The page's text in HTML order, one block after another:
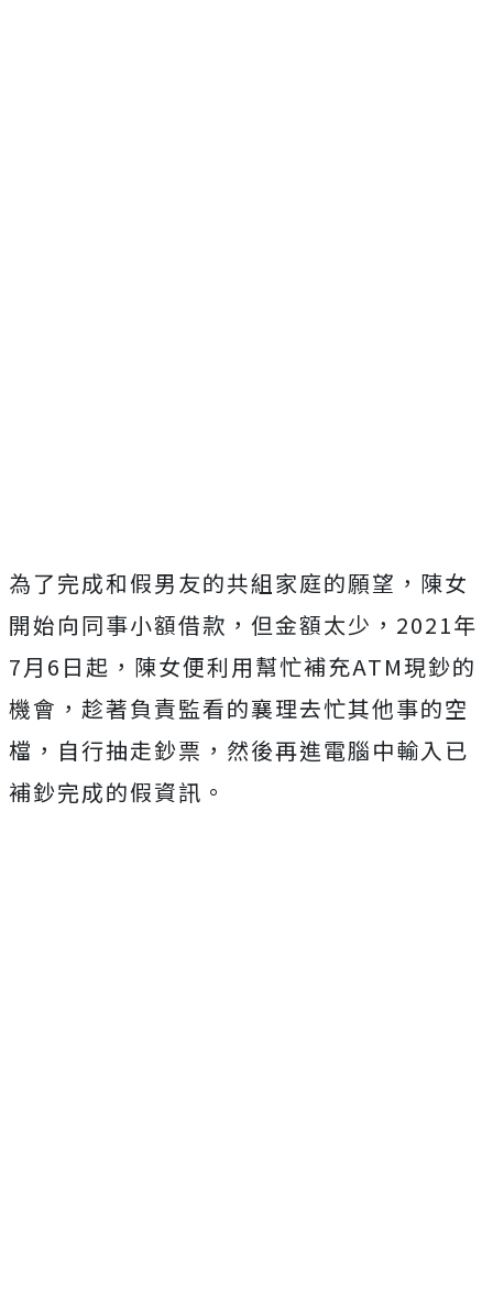
為了完成和假男友的共組家庭的願望，陳女
開始向同事小額借款，但金額太少，2021年
7月6日起，陳女便利用幫忙補充ATM現鈔的
機會，趁著負責監看的襄理去忙其他事的空
檔，自行抽走鈔票，然後再進電腦中輸入已
補鈔完成的假資訊。